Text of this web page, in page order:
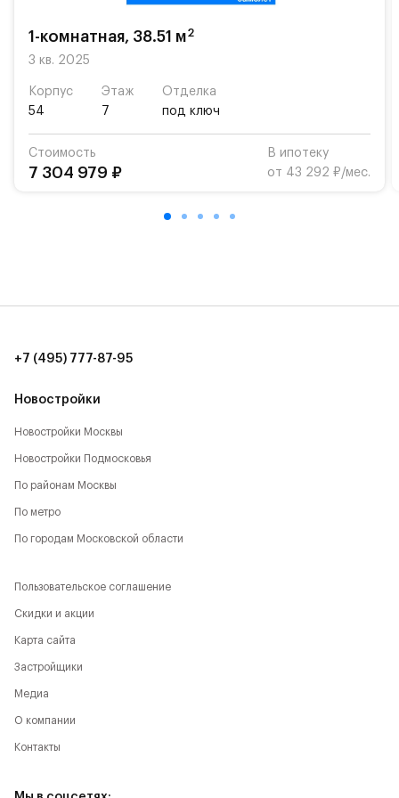
возможность посещения частной гимназии
Для автомобилистов — закрытые озеленённые
Территория квартала приватная, въезд
осуществляется по пропускам.#yan19-2r1521170#
1-комнатная, 38.51 м2
3 кв. 2025
Корпус
54
Этаж
7
Отделка
под ключ
Стоимость
7 304 979 ₽
В ипотеку
от 43 292 ₽/мес.
Новостройки
Новостройки Москвы
Новостройки Подмосковья
По районам Москвы
По метро
По городам Московской области
+7 (495) 777-87-95
Пользовательское соглашение
Скидки и акции
Карта сайта
Застройщики
Медиа
О компании
Контакты